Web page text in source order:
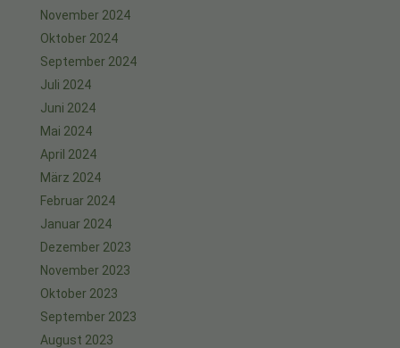
November 2024
Oktober 2024
September 2024
Juli 2024
Juni 2024
Mai 2024
April 2024
März 2024
Februar 2024
Januar 2024
Dezember 2023
November 2023
Oktober 2023
September 2023
August 2023